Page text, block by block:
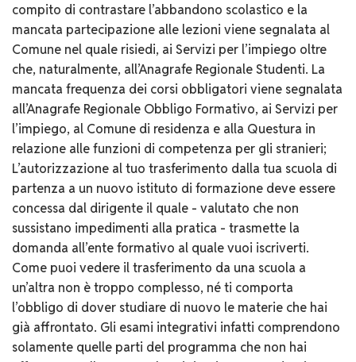
compito di contrastare l’abbandono scolastico e la
mancata partecipazione alle lezioni viene segnalata al
Comune nel quale risiedi, ai Servizi per l’impiego oltre
che, naturalmente, all’Anagrafe Regionale Studenti. La
mancata frequenza dei corsi obbligatori viene segnalata
all’Anagrafe Regionale Obbligo Formativo, ai Servizi per
l’impiego, al Comune di residenza e alla Questura in
relazione alle funzioni di competenza per gli stranieri;
L’autorizzazione al tuo trasferimento dalla tua scuola di
partenza a un nuovo istituto di formazione deve essere
concessa dal dirigente il quale - valutato che non
sussistano impedimenti alla pratica - trasmette la
domanda all’ente formativo al quale vuoi iscriverti.
Come puoi vedere il trasferimento da una scuola a
un’altra non è troppo complesso, né ti comporta
l’obbligo di dover studiare di nuovo le materie che hai
già affrontato. Gli esami integrativi infatti comprendono
solamente quelle parti del programma che non hai